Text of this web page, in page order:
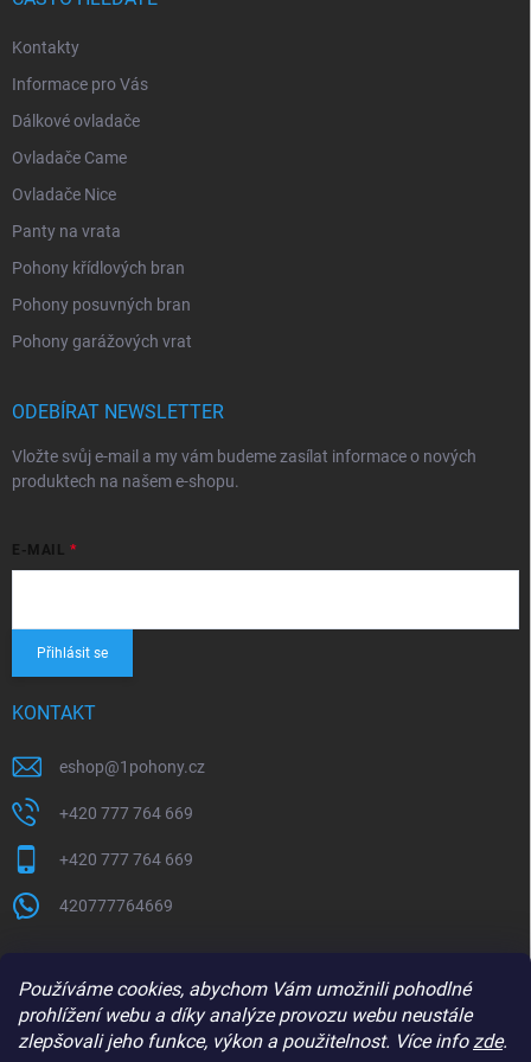
Používáme cookies, abychom Vám umožnili pohodlné
prohlížení webu a díky analýze provozu webu neustále
zlepšovali jeho funkce, výkon a použitelnost. Více infozde.
Kontakty
Informace pro Vás
Dálkové ovladače
Ovladače Came
Ovladače Nice
Panty na vrata
Pohony křídlových bran
Pohony posuvných bran
Pohony garážových vrat
ODEBÍRAT NEWSLETTER
Vložte svůj e-mail a my vám budeme zasílat informace o nových
produktech na našem e-shopu.
E-MAIL
Přihlásit se
KONTAKT
eshop@1pohony.cz
+420 777 764 669
+420 777 764 669
420777764669